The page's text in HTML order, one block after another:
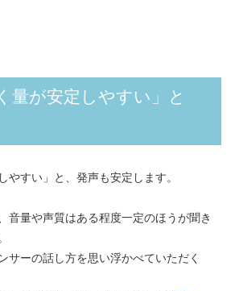
量が安定しやすい」と
やすい」と、発声も安定します。
音量や声質はある程度一定のほうが聞き
サーの話し方を思い浮かべていただく